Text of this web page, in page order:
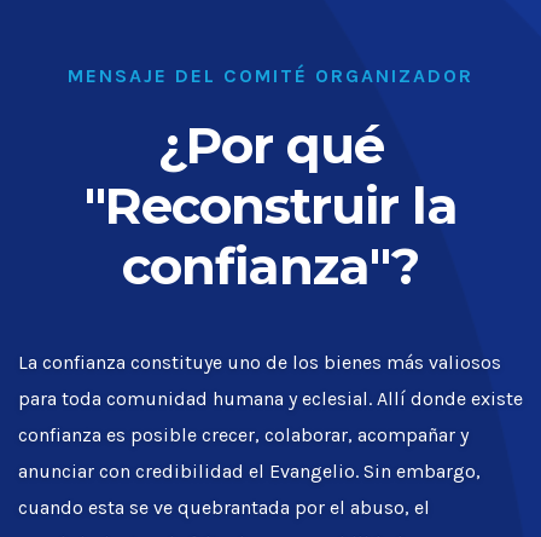
MENSAJE DEL COMITÉ ORGANIZADOR
¿Por qué
"Reconstruir la
confianza"?
La confianza constituye uno de los bienes más valiosos
para toda comunidad humana y eclesial. Allí donde existe
confianza es posible crecer, colaborar, acompañar y
anunciar con credibilidad el Evangelio. Sin embargo,
cuando esta se ve quebrantada por el abuso, el